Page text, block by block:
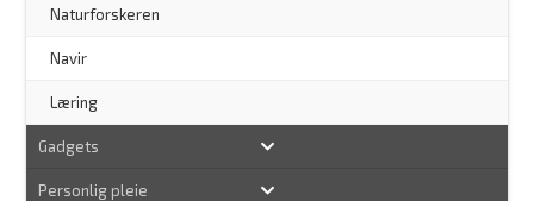
Naturforskeren
Navir
Læring
Gadgets
Personlig pleie